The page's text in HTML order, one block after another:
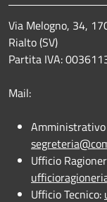
Via Melogno, 34,
Rialto (SV)
Partita IVA:
Mail:
Amministrativo
Ufficio
Ufficio Tecnico: